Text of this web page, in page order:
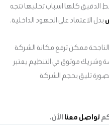
الدقيق كلها اسباب تخليها تتجه
بدل الاعتماد على الجهود الداخلية.
ممكن ترفع مكانة الشركة
موثوق في التنظيم يعتبر
تليق بحجم الشركة
تواصل معنا الأن.